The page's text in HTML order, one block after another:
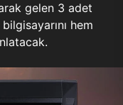
gelen 3 adet
hem